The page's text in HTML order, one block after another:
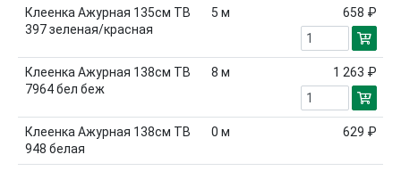
Клеенка Aжурная 135см ТВ
397 зеленая/красная
5 м 658 ₽
Клеенка Aжурная 138см ТВ
7964 бел беж
8 м 1 263 ₽
Клеенка Aжурная 138см ТВ
948 белая
0 м 629 ₽